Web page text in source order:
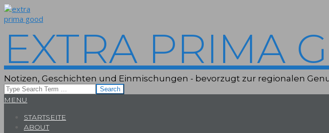
Skip
to
EXTRA PRIMA
Notizen, Geschichten und Einmischungen - bevorzugt zur regionalen
Search
Primary
MENU
STARTSEITE
ABOUT